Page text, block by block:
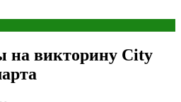
на викторину City